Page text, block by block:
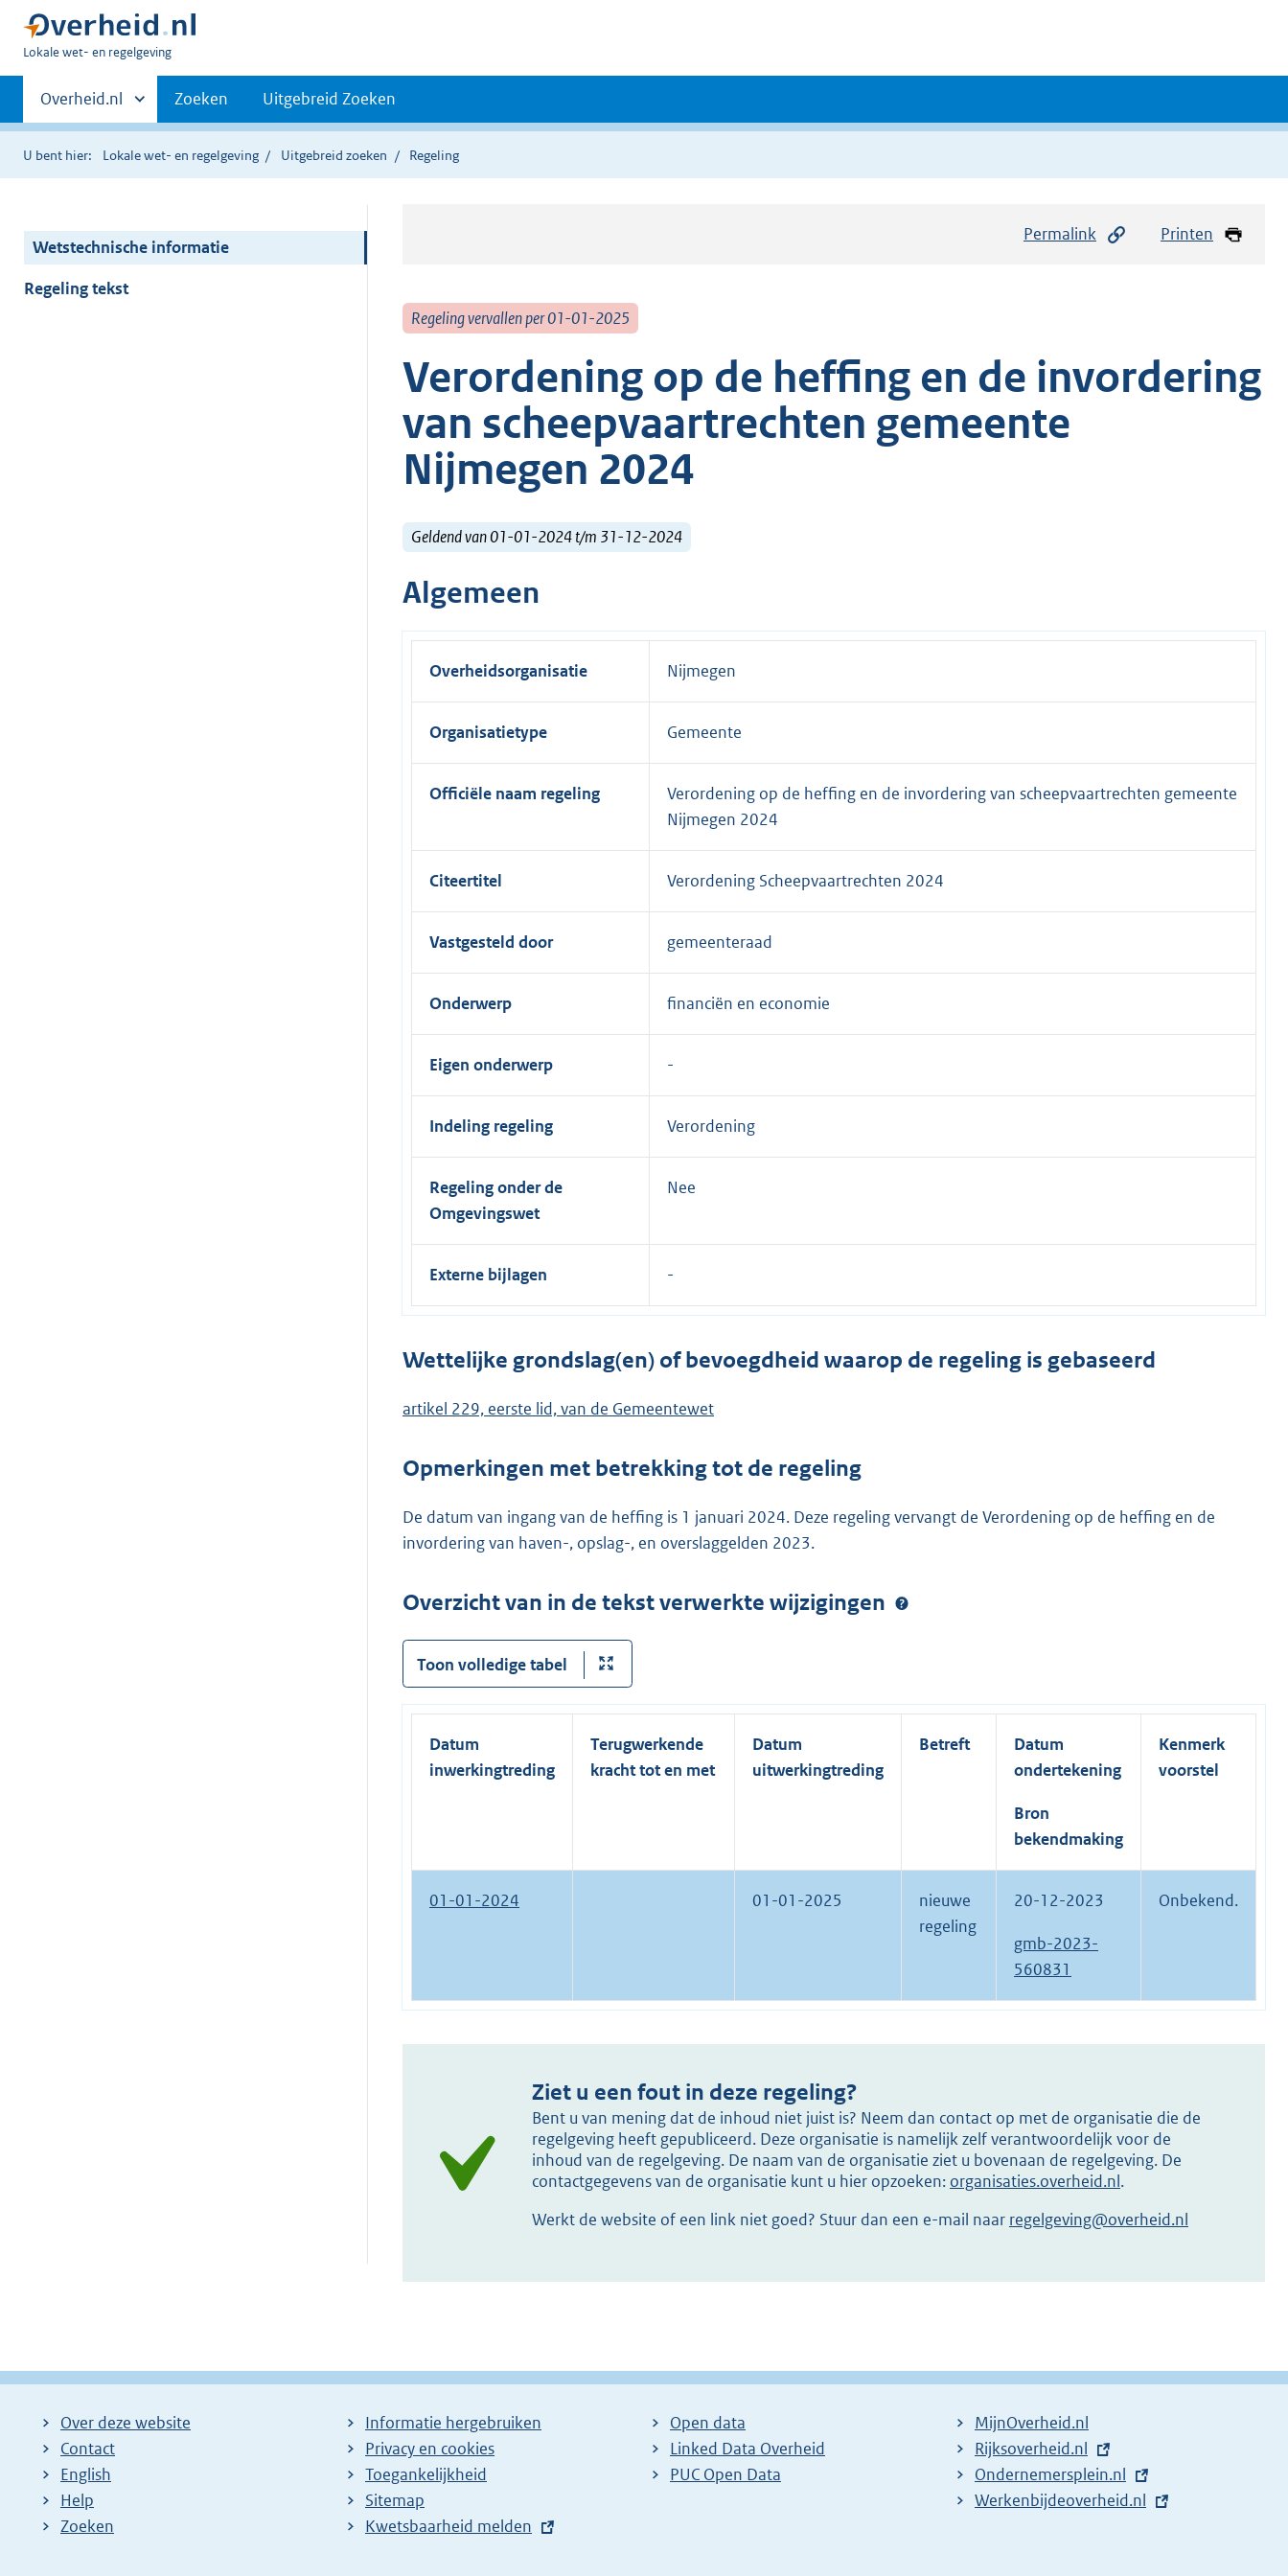
U
hier:
Lokale wet- en regelgeving
Primaire
navigatie
Andere
sites
binnen
Overheid.nl Zoeken Uitgebreid Zoeken
U bent hier: Lokale wet- en regelgeving Uitgebreid zoeken Regeling
Wetstechnische informatie
Regeling tekst
Permalink Printen
Regeling vervallen per 01-01-2025
Verordening op de heffing en de invordering
van scheepvaartrechten gemeente
Nijmegen 2024
Geldend van 01-01-2024 t/m 31-12-2024
Algemeen
Overheidsorganisatie Nijmegen
Organisatietype Gemeente
Officiële naam regeling
Verordening op de heffing en de invordering van scheepvaartrechten gemeente
Nijmegen 2024
Citeertitel Verordening Scheepvaartrechten 2024
Vastgesteld door gemeenteraad
Onderwerp financiën en economie
Eigen onderwerp
Indeling regeling Verordening
Regeling onder de
Omgevingswet
Nee
Externe bijlagen
Wettelijke grondslag(en) of bevoegdheid waarop de regeling is gebaseerd
artikel 229, eerste lid, van de Gemeentewet
Opmerkingen met betrekking tot de regeling
De datum van ingang van de heffing is 1 januari 2024. Deze regeling vervangt de Verordening op de heffing en de
invordering van haven-, opslag-, en overslaggelden 2023.
Overzicht van in de tekst verwerkte wijzigingen
Toon volledige tabel
Datum
inwerkingtreding
Terugwerkende
kracht tot en met
Datum
uitwerkingtreding
Betreft
Datum
ondertekening
Bron
bekendmaking
Kenmerk
voorstel
01-01-2024 01-01-2025
nieuwe
regeling
20-12-2023
gmb-2023-
560831
Onbekend.
Ziet u een fout in deze regeling?
Bent u van mening dat de inhoud niet juist is? Neem dan contact op met de organisatie die de
regelgeving heeft gepubliceerd. Deze organisatie is namelijk zelf verantwoordelijk voor de
inhoud van de regelgeving. De naam van de organisatie ziet u bovenaan de regelgeving. De
contactgegevens van de organisatie kunt u hier opzoeken: organisaties.overheid.nl.
Werkt de website of een link niet goed? Stuur dan een e-mail naar regelgeving@overheid.nl
Over deze website
Contact
English
Help
Zoeken
Informatie hergebruiken
Privacy en cookies
Toegankelijkheid
Sitemap
E
Kwetsbaarheid melden
Open data
Linked Data Overheid
PUC Open Data
MijnOverheid.nl
E
x
t
Rijksoverheid.nl
E
x
Ondernemersplein.nl
E
Werkenbijdeoverheid.nl